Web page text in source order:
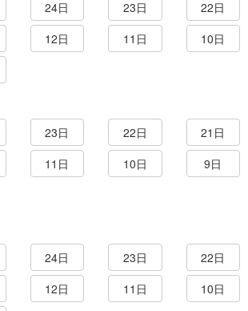
24日 23日 22日
12日 11日 10日
23日 22日 21日
11日 10日 9日
24日 23日 22日
12日 11日 10日